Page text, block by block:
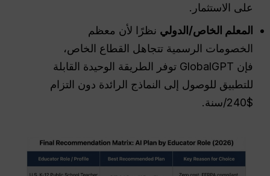
على الاستثمار.
المعلم الخاص/الدولي نظرًا لأن معظم
الخصومات الرسمية تتجاهل القطاع الخاص،
فإن GlobalGPT توفر الطريقة الوحيدة القابلة
للتطبيق للوصول إلى النماذج الرائدة دون التزام
$240/سنة.